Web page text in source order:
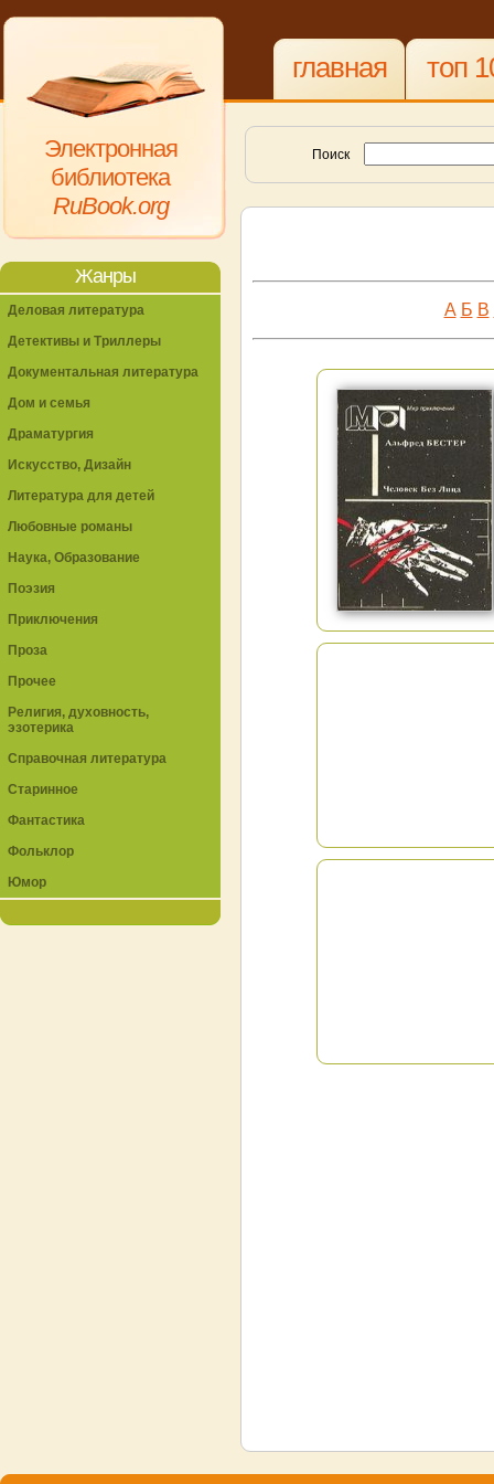
Электронная
библиотека
RuBook.org
главная топ
Поиск
А Б В
Жанры
Деловая литература
Детективы и Триллеры
Документальная литература
Дом и семья
Драматургия
Искусство, Дизайн
Литература для детей
Любовные романы
Наука, Образование
Поэзия
Приключения
Проза
Прочее
Религия, духовность,
эзотерика
Справочная литература
Старинное
Фантастика
Фольклор
Юмор